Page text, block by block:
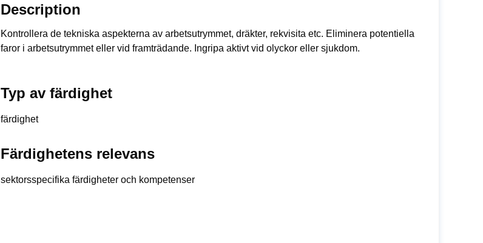
Description
Kontrollera de tekniska aspekterna av arbetsutrymmet, dräkter, rekvisita etc. Eliminera potentiella
faror i arbetsutrymmet eller vid framträdande. Ingripa aktivt vid olyckor eller sjukdom.
Typ av färdighet
färdighet
Färdighetens relevans
sektorsspecifika färdigheter och kompetenser